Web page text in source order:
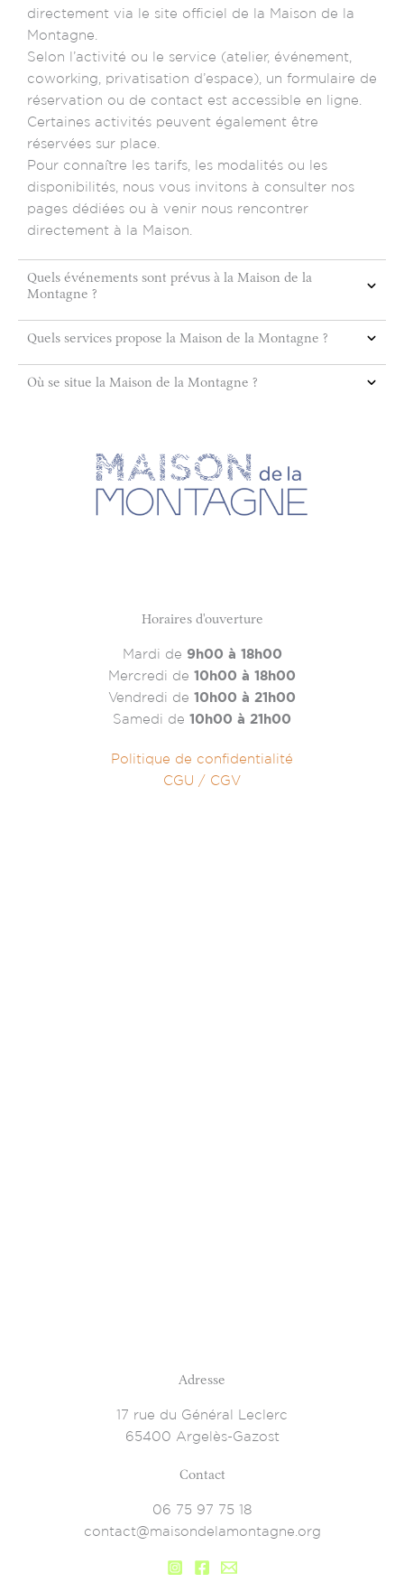
directement via le site officiel de la Maison de la
Montagne.
Selon l’activité ou le service (atelier, événement,
coworking, privatisation d’espace), un formulaire de
réservation ou de contact est accessible en ligne.
Certaines activités peuvent également être
réservées sur place.
Pour connaître les tarifs, les modalités ou les
disponibilités, nous vous invitons à consulter nos
pages dédiées ou à venir nous rencontrer
directement à la Maison.
Quels événements sont prévus à la Maison de la
Montagne ?
Quels services propose la Maison de la Montagne ?
Où se situe la Maison de la Montagne ?
Horaires d'ouverture
Mardi de 9h00 à 18h00
Mercredi de 10h00 à 18h00
Vendredi de 10h00 à 21h00
Samedi de 10h00 à 21h00
Politique de confidentialité
CGU / CGV
Adresse
17 rue du Général Leclerc
65400 Argelès-Gazost
Contact
06 75 97 75 18
contact@maisondelamontagne.org